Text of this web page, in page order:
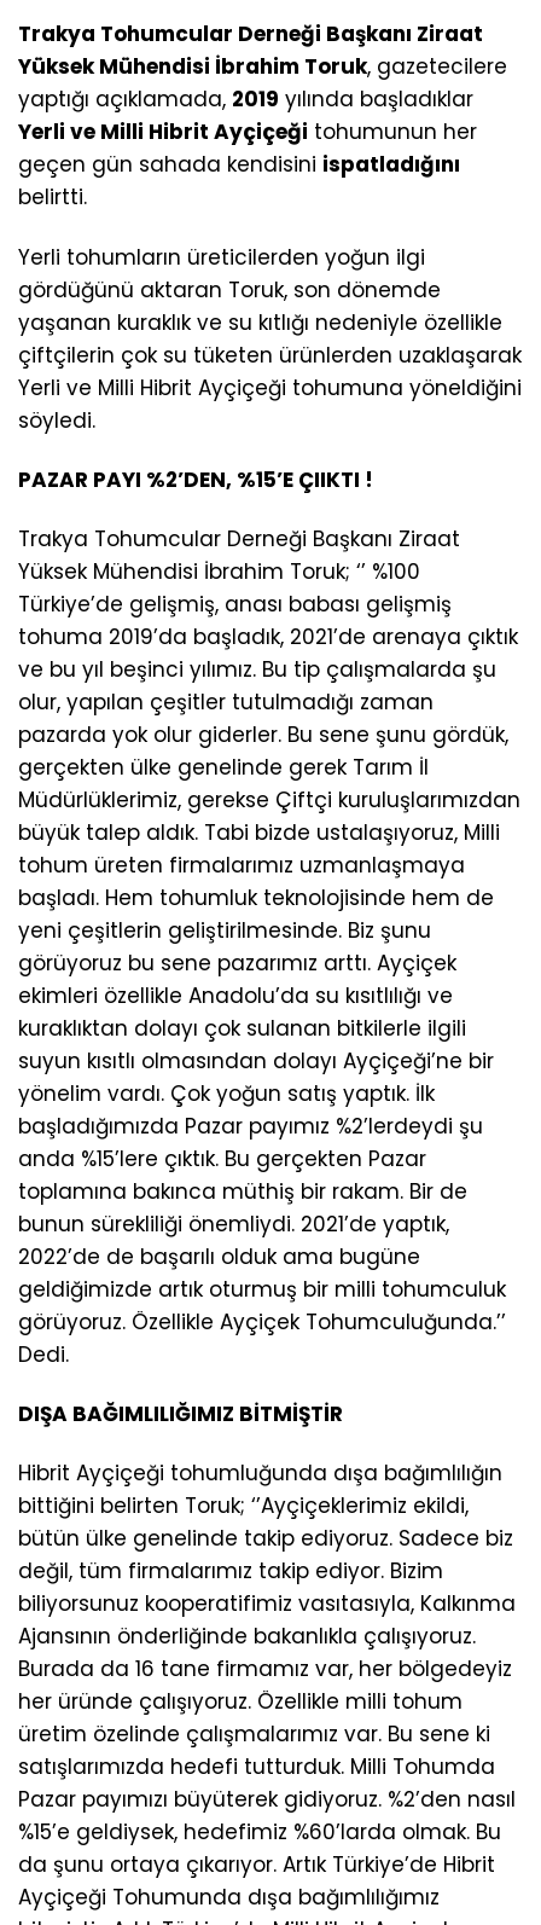
Trakya Tohumcular Derneği Başkanı Ziraat
Yüksek Mühendisi İbrahim Toruk, gazetecilere
yaptığı açıklamada, 2019 yılında başladıklar
Yerli ve Milli Hibrit Ayçiçeği tohumunun her
geçen gün sahada kendisini ispatladığını
belirtti.
Yerli tohumların üreticilerden yoğun ilgi
gördüğünü aktaran Toruk, son dönemde
yaşanan kuraklık ve su kıtlığı nedeniyle özellikle
çiftçilerin çok su tüketen ürünlerden uzaklaşarak
Yerli ve Milli Hibrit Ayçiçeği tohumuna yöneldiğini
söyledi.
PAZAR PAYI %2’DEN, %15’E ÇIIKTI !
Trakya Tohumcular Derneği Başkanı Ziraat
Yüksek Mühendisi İbrahim Toruk; ‘’ %100
Türkiye’de gelişmiş, anası babası gelişmiş
tohuma 2019’da başladık, 2021’de arenaya çıktık
ve bu yıl beşinci yılımız. Bu tip çalışmalarda şu
olur, yapılan çeşitler tutulmadığı zaman
pazarda yok olur giderler. Bu sene şunu gördük,
gerçekten ülke genelinde gerek Tarım İl
Müdürlüklerimiz, gerekse Çiftçi kuruluşlarımızdan
büyük talep aldık. Tabi bizde ustalaşıyoruz, Milli
tohum üreten firmalarımız uzmanlaşmaya
başladı. Hem tohumluk teknolojisinde hem de
yeni çeşitlerin geliştirilmesinde. Biz şunu
görüyoruz bu sene pazarımız arttı. Ayçiçek
ekimleri özellikle Anadolu’da su kısıtlılığı ve
kuraklıktan dolayı çok sulanan bitkilerle ilgili
suyun kısıtlı olmasından dolayı Ayçiçeği’ne bir
yönelim vardı. Çok yoğun satış yaptık. İlk
başladığımızda Pazar payımız %2’lerdeydi şu
anda %15’lere çıktık. Bu gerçekten Pazar
toplamına bakınca müthiş bir rakam. Bir de
bunun sürekliliği önemliydi. 2021’de yaptık,
2022’de de başarılı olduk ama bugüne
geldiğimizde artık oturmuş bir milli tohumculuk
görüyoruz. Özellikle Ayçiçek Tohumculuğunda.’’
Dedi.
DIŞA BAĞIMLILIĞIMIZ BİTMİŞTİR
Hibrit Ayçiçeği tohumluğunda dışa bağımlılığın
bittiğini belirten Toruk; ‘’Ayçiçeklerimiz ekildi,
bütün ülke genelinde takip ediyoruz. Sadece biz
değil, tüm firmalarımız takip ediyor. Bizim
biliyorsunuz kooperatifimiz vasıtasıyla, Kalkınma
Ajansının önderliğinde bakanlıkla çalışıyoruz.
Burada da 16 tane firmamız var, her bölgedeyiz
her üründe çalışıyoruz. Özellikle milli tohum
üretim özelinde çalışmalarımız var. Bu sene ki
satışlarımızda hedefi tutturduk. Milli Tohumda
Pazar payımızı büyüterek gidiyoruz. %2’den nasıl
%15’e geldiysek, hedefimiz %60’larda olmak. Bu
da şunu ortaya çıkarıyor. Artık Türkiye’de Hibrit
Ayçiçeği Tohumunda dışa bağımlılığımız